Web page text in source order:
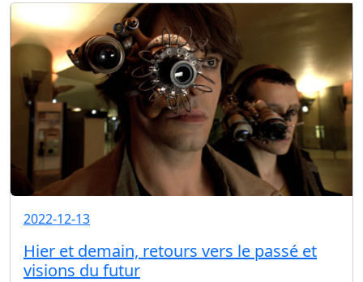
2022-12-13
Hier et demain, retours vers le passé et
visions du futur